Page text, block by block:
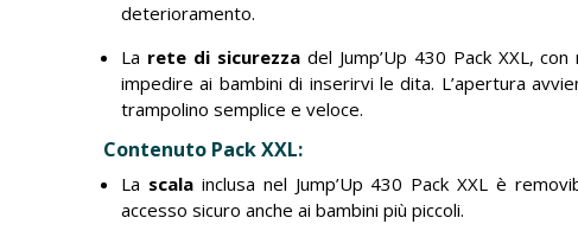
deterioramento.
La rete di sicurezzadel Jump’Up 430 Pack XXL,
impedire ai bambini di inserirvi le dita. L’apertura
trampolino semplice e veloce.
Contenuto Pack XXL:
La scalainclusa nel Jump’Up 430 Pack XXL è
accesso sicuro anche ai bambini più piccoli.